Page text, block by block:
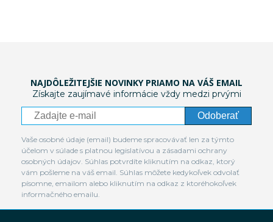
NAJDÔLEŽITEJŠIE NOVINKY PRIAMO NA VÁŠ EMAIL
Získajte zaujímavé informácie vždy medzi prvými
Odoberať
Vaše osobné údaje (email) budeme spracovávať len za týmto
účelom v súlade s platnou legislatívou a zásadami ochrany
osobných údajov. Súhlas potvrdíte kliknutím na odkaz, ktorý
vám pošleme na váš email. Súhlas môžete kedykoľvek odvolať
písomne, emailom alebo kliknutím na odkaz z ktoréhokoľvek
informačného emailu.